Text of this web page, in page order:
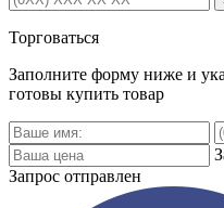
Торговаться
Заполните форму ниже и
готовы купить товар
Запрос отправлен